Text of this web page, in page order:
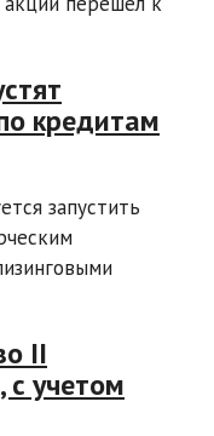
кредитам
запустить
II
с учетом